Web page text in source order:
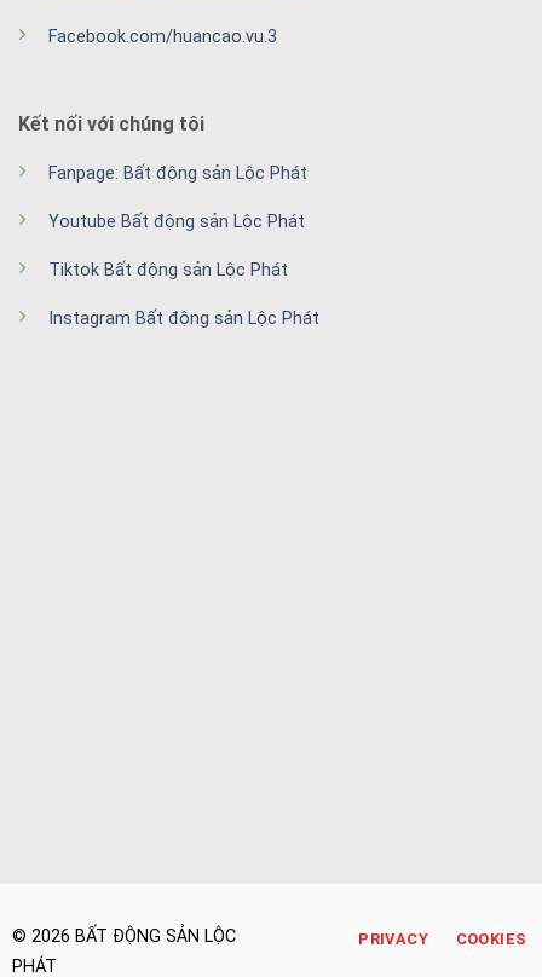
Facebook.com/huancao.vu.3
Kết nối với chúng tôi
Fanpage: Bất động sản Lộc Phát
Youtube Bất động sản Lộc Phát
Tiktok Bất động sản Lộc Phát
Instagram Bất động sản Lộc Phát
© 2026 BẤT ĐỘNG SẢN LỘC
PHÁT
PRIVACY COOKIES